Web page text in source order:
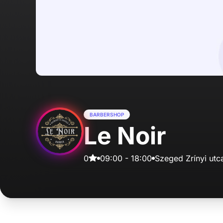
BARBERSHOP
Le Noir
0 09:00- 18:00 Szeged Zrínyi